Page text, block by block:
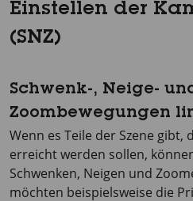
Einstellen der
(SNZ)
Schwenk-, Neige-
Zoombewegungen
Wenn es Teile der Szene
erreicht werden sollen,
Schwenken, Neigen und
möchten beispielsweise die